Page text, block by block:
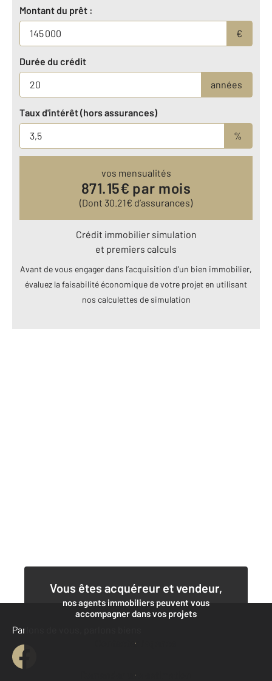
Montant du prêt :
€
Durée du crédit
années
Taux d'intérêt (hors assurances)
%
vos mensualités
871.15€ par mois
(Dont 30.21€ d’assurances)
Crédit immobilier simulation
et premiers calculs
Avant de vous engager dans l’acquisition d’un bien immobilier,
évaluez la faisabilité économique de votre projet en utilisant
nos calculettes de simulation
Vous êtes acquéreur et vendeur,
nos agents immobiliers peuvent vous
accompagner dans vos projets
Contacter l'agence
Demander une estimation
Parlons de vous, parlons biens